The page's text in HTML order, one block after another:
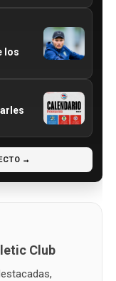
los
→
Club